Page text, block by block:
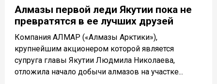
Алмазы первой леди Якутии пока не
превратятся в ее лучших друзей
Компания АЛМАР («Алмазы Арктики»),
крупнейшим акционером которой является
супруга главы Якутии Людмила Николаева,
отложила начало добычи алмазов на участке...